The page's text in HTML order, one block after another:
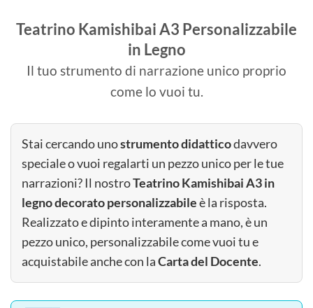
Teatrino Kamishibai A3 Personalizzabile
in Legno
Il tuo strumento di narrazione unico proprio
come lo vuoi tu.
Stai cercando unostrumento didatticodavvero
speciale o vuoi regalarti un pezzo unico per le tue
narrazioni? Il nostroTeatrino Kamishibai A3 in
legno decorato personalizzabileè la risposta.
Realizzato e dipinto interamente a mano, è un
pezzo unico, personalizzabile come vuoi tu e
acquistabile anche con laCarta del Docente.